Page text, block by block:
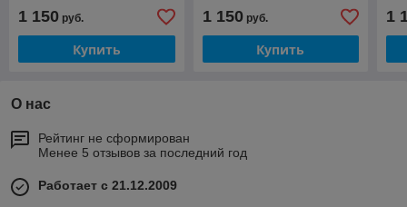
1 150 руб.
Купить
1 150руб.
Купить
1
О нас
Рейтинг не сформирован
Менее 5 отзывов за последний год
Работает с 21.12.2009